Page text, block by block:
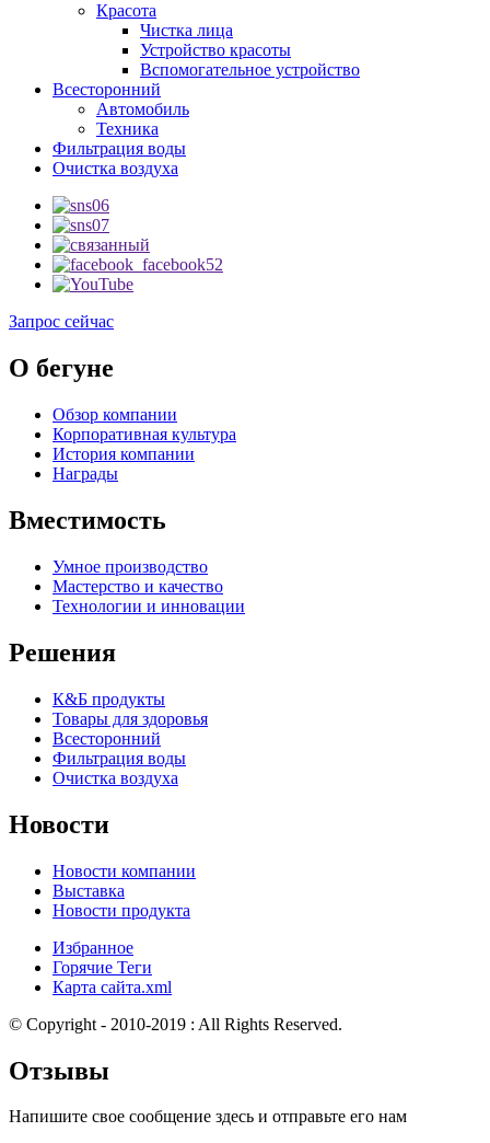
Красота
Чистка лица
Устройство красоты
Вспомогательное устройство
Всесторонний
Автомобиль
Техника
Фильтрация воды
Очистка воздуха
Запрос сейчас
О бегуне
Обзор компании
Корпоративная культура
История компании
Награды
Вместимость
Умное производство
Мастерство и качество
Технологии и инновации
Решения
К&Б продукты
Товары для здоровья
Всесторонний
Фильтрация воды
Очистка воздуха
Новости
Новости компании
Выставка
Новости продукта
Избранное
Горячие Теги
Карта сайта.xml
© Copyright - 2010-2019 : All Rights Reserved.
Отзывы
Напишите свое сообщение здесь и отправьте его нам